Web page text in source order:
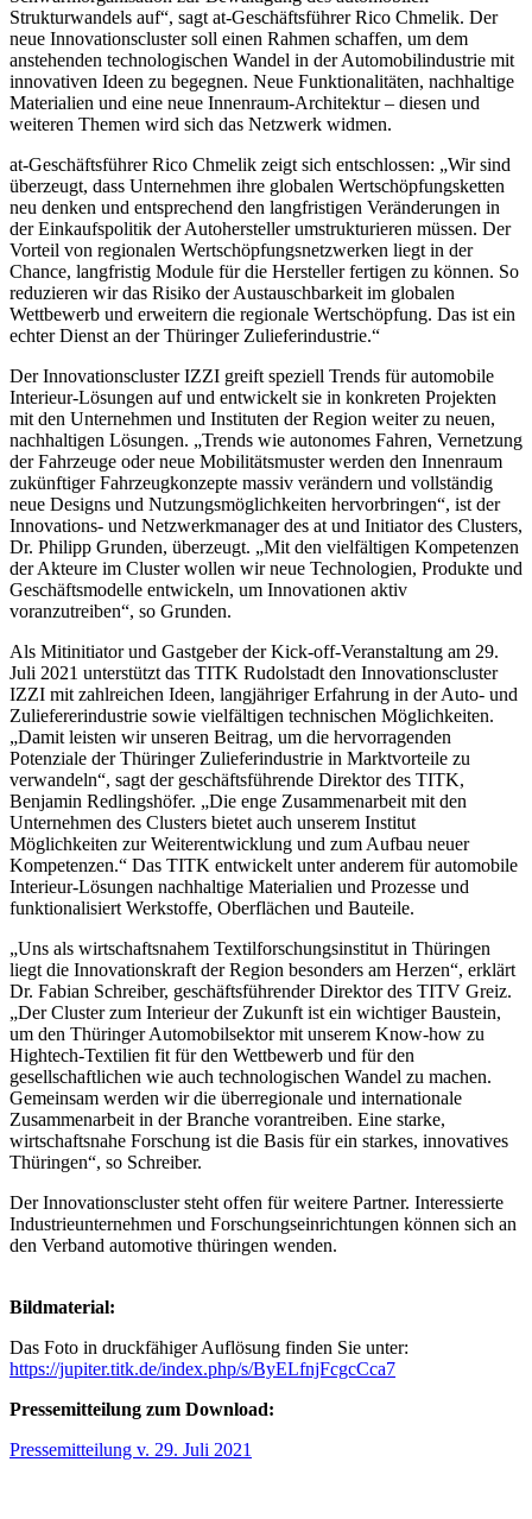
Strukturwandels auf“, sagt at-Geschäftsführer Rico Chmelik. Der
neue Innovationscluster soll einen Rahmen schaffen, um dem
anstehenden technologischen Wandel in der Automobilindustrie mit
innovativen Ideen zu begegnen. Neue Funktionalitäten, nachhaltige
Materialien und eine neue Innenraum-Architektur – diesen und
weiteren Themen wird sich das Netzwerk widmen.
at-Geschäftsführer Rico Chmelik zeigt sich entschlossen: „Wir sind
überzeugt, dass Unternehmen ihre globalen Wertschöpfungsketten
neu denken und entsprechend den langfristigen Veränderungen in
der Einkaufspolitik der Autohersteller umstrukturieren müssen. Der
Vorteil von regionalen Wertschöpfungsnetzwerken liegt in der
Chance, langfristig Module für die Hersteller fertigen zu können. So
reduzieren wir das Risiko der Austauschbarkeit im globalen
Wettbewerb und erweitern die regionale Wertschöpfung. Das ist ein
echter Dienst an der Thüringer Zulieferindustrie.“
Der Innovationscluster IZZI greift speziell Trends für automobile
Interieur-Lösungen auf und entwickelt sie in konkreten Projekten
mit den Unternehmen und Instituten der Region weiter zu neuen,
nachhaltigen Lösungen. „Trends wie autonomes Fahren, Vernetzung
der Fahrzeuge oder neue Mobilitätsmuster werden den Innenraum
zukünftiger Fahrzeugkonzepte massiv verändern und vollständig
neue Designs und Nutzungsmöglichkeiten hervorbringen“, ist der
Innovations- und Netzwerkmanager des at und Initiator des Clusters,
Dr. Philipp Grunden, überzeugt. „Mit den vielfältigen Kompetenzen
der Akteure im Cluster wollen wir neue Technologien, Produkte und
Geschäftsmodelle entwickeln, um Innovationen aktiv
voranzutreiben“, so Grunden.
Als Mitinitiator und Gastgeber der Kick-off-Veranstaltung am 29.
Juli 2021 unterstützt das TITK Rudolstadt den Innovationscluster
IZZI mit zahlreichen Ideen, langjähriger Erfahrung in der Auto- und
Zuliefererindustrie sowie vielfältigen technischen Möglichkeiten.
„Damit leisten wir unseren Beitrag, um die hervorragenden
Potenziale der Thüringer Zulieferindustrie in Marktvorteile zu
verwandeln“, sagt der geschäftsführende Direktor des TITK,
Benjamin Redlingshöfer. „Die enge Zusammenarbeit mit den
Unternehmen des Clusters bietet auch unserem Institut
Möglichkeiten zur Weiterentwicklung und zum Aufbau neuer
Kompetenzen.“ Das TITK entwickelt unter anderem für automobile
Interieur-Lösungen nachhaltige Materialien und Prozesse und
funktionalisiert Werkstoffe, Oberflächen und Bauteile.
„Uns als wirtschaftsnahem Textilforschungsinstitut in Thüringen
liegt die Innovationskraft der Region besonders am Herzen“, erklärt
Dr. Fabian Schreiber, geschäftsführender Direktor des TITV Greiz.
„Der Cluster zum Interieur der Zukunft ist ein wichtiger Baustein,
um den Thüringer Automobilsektor mit unserem Know-how zu
Hightech-Textilien fit für den Wettbewerb und für den
gesellschaftlichen wie auch technologischen Wandel zu machen.
Gemeinsam werden wir die überregionale und internationale
Zusammenarbeit in der Branche vorantreiben. Eine starke,
wirtschaftsnahe Forschung ist die Basis für ein starkes, innovatives
Thüringen“, so Schreiber.
Der Innovationscluster steht offen für weitere Partner. Interessierte
Industrieunternehmen und Forschungseinrichtungen können sich an
den Verband automotive thüringen wenden.
Bildmaterial:
Das Foto in druckfähiger Auflösung finden Sie unter:
https://jupiter.titk.de/index.php/s/ByELfnjFcgcCca7
Pressemitteilung zum Download:
Pressemitteilung v. 29. Juli 2021